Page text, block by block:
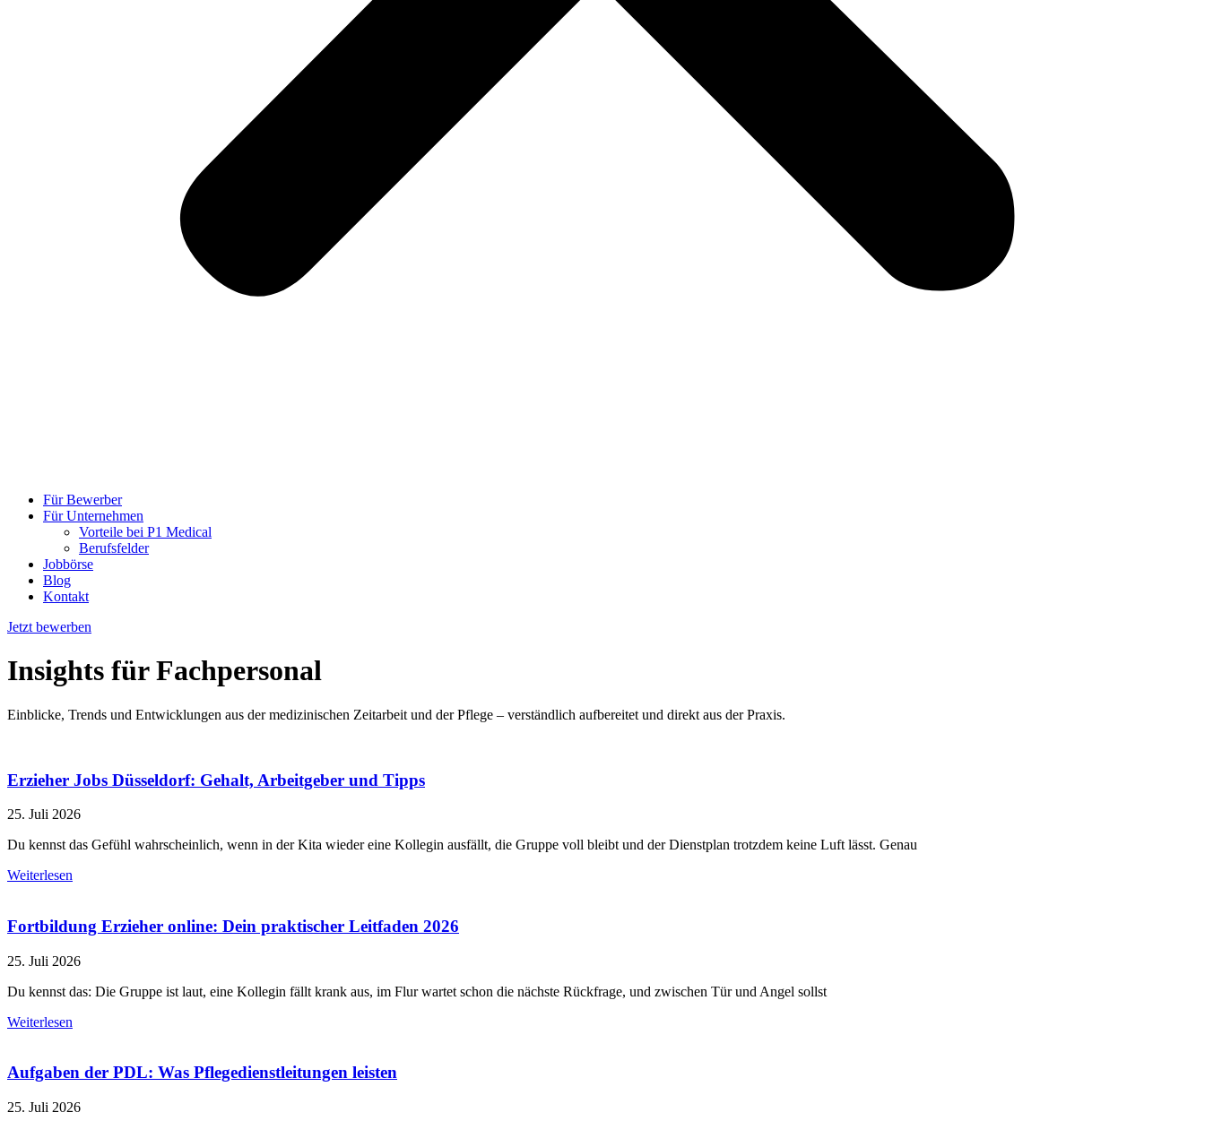
Für Bewerber
Für Unternehmen
Vorteile bei P1 Medical
Berufsfelder
Jobbörse
Blog
Kontakt
Jetzt bewerben
Insights für Fachpersonal
Einblicke, Trends und Entwicklungen aus der medizinischen Zeitarbeit und der Pflege – verständlich aufbereitet und direkt aus der Praxis.
Erzieher Jobs Düsseldorf: Gehalt, Arbeitgeber und Tipps
25. Juli 2026
Du kennst das Gefühl wahrscheinlich, wenn in der Kita wieder eine Kollegin ausfällt, die Gruppe voll bleibt und der Dienstplan trotzdem keine Luft lässt. Genau
Weiterlesen
Fortbildung Erzieher online: Dein praktischer Leitfaden 2026
25. Juli 2026
Du kennst das: Die Gruppe ist laut, eine Kollegin fällt krank aus, im Flur wartet schon die nächste Rückfrage, und zwischen Tür und Angel sollst
Weiterlesen
Aufgaben der PDL: Was Pflegedienstleitungen leisten
25. Juli 2026